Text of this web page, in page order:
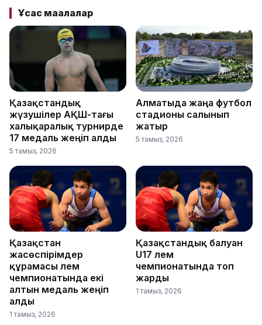
Ұқсас мақалалар
Қазақстандық
жүзушілер АҚШ-тағы
халықаралық турнирде
17 медаль жеңіп алды
5 тамыз, 2026
Алматыда жаңа футбол
стадионы салынып
жатыр
5 тамыз, 2026
Қазақстан
жасөспірімдер
құрамасы әлем
чемпионатында екі
алтын медаль жеңіп
алды
1 тамыз, 2026
Қазақстандық балуан
U17 әлем
чемпионатында топ
жарды
1 тамыз, 2026